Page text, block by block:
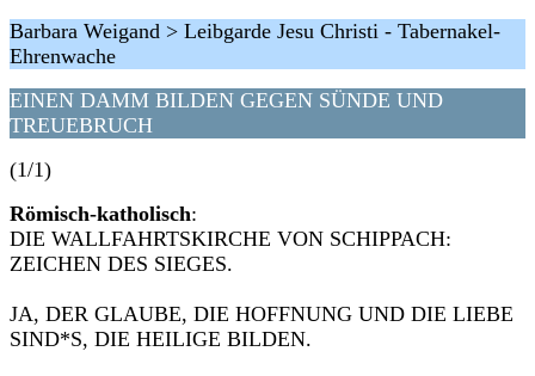
Barbara Weigand > Leibgarde Jesu Christi - Tabernakel-
Ehrenwache
EINEN DAMM BILDEN GEGEN SÜNDE UND
TREUEBRUCH
(1/1)
Römisch-katholisch:
DIE WALLFAHRTSKIRCHE VON SCHIPPACH:
ZEICHEN DES SIEGES.
JA, DER GLAUBE, DIE HOFFNUNG UND DIE LIEBE
SIND*S, DIE HEILIGE BILDEN.